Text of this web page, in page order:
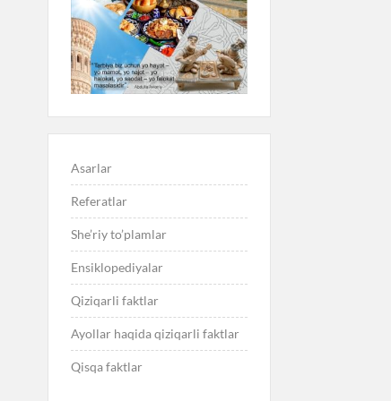
Asarlar
Referatlar
She’riy to’plamlar
Ensiklopediyalar
Qiziqarli faktlar
Ayollar haqida qiziqarli faktlar
Qisqa faktlar